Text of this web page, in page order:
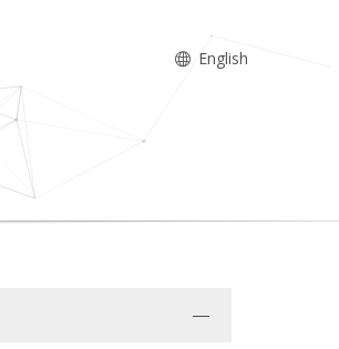
English